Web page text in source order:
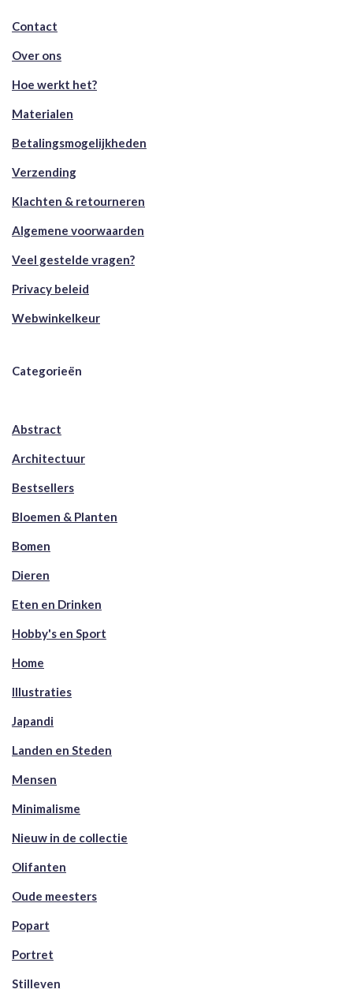
Contact
Over ons
Hoe werkt het?
Materialen
Betalingsmogelijkheden
Verzending
Klachten & retourneren
Algemene voorwaarden
Veel gestelde vragen?
Privacy beleid
Webwinkelkeur
Categorieën
Abstract
Architectuur
Bestsellers
Bloemen & Planten
Bomen
Dieren
Eten en Drinken
Hobby's en Sport
Home
Illustraties
Japandi
Landen en Steden
Mensen
Minimalisme
Nieuw in de collectie
Olifanten
Oude meesters
Popart
Portret
Stilleven